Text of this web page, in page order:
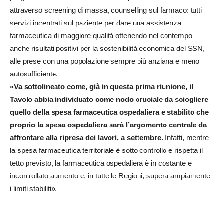
attraverso screening di massa, counselling sul farmaco: tutti
servizi incentrati sul paziente per dare una assistenza
farmaceutica di maggiore qualità ottenendo nel contempo
anche risultati positivi per la sostenibilità economica del SSN,
alle prese con una popolazione sempre più anziana e meno
autosufficiente.
«Va sottolineato come, già in questa prima riunione, il
Tavolo abbia individuato come nodo cruciale da sciogliere
quello della spesa farmaceutica ospedaliera e stabilito che
proprio la spesa ospedaliera sarà l’argomento centrale da
affrontare alla ripresa dei lavori, a settembre. Infatti, mentre
la spesa farmaceutica territoriale è sotto controllo e rispetta il
tetto previsto, la farmaceutica ospedaliera è in costante e
incontrollato aumento e, in tutte le Regioni, supera ampiamente
i limiti stabiliti».